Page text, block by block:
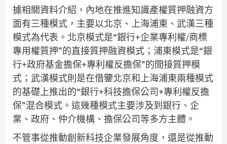
據相關資料介紹，內地在推進知識產權質押融資方
面有三種模式，主要以北京、上海浦東、武漢三種
模式為代表。北京模式是“銀行+企業專利權/商標
專用權質押”的直接質押融資模式；浦東模式是“銀
行+政府基金擔保+專利權反擔保”的間接質押模
式；武漢模式則是在借鑒北京和上海浦東兩種模式
的基礎上推出的“銀行+科技擔保公司+專利權反擔
保”混合模式。這幾種模式主要涉及到銀行、企
業、政府、仲介機構、擔保公司等多方主體。
不管事從推動創新科技企業發展角度，還是從推動